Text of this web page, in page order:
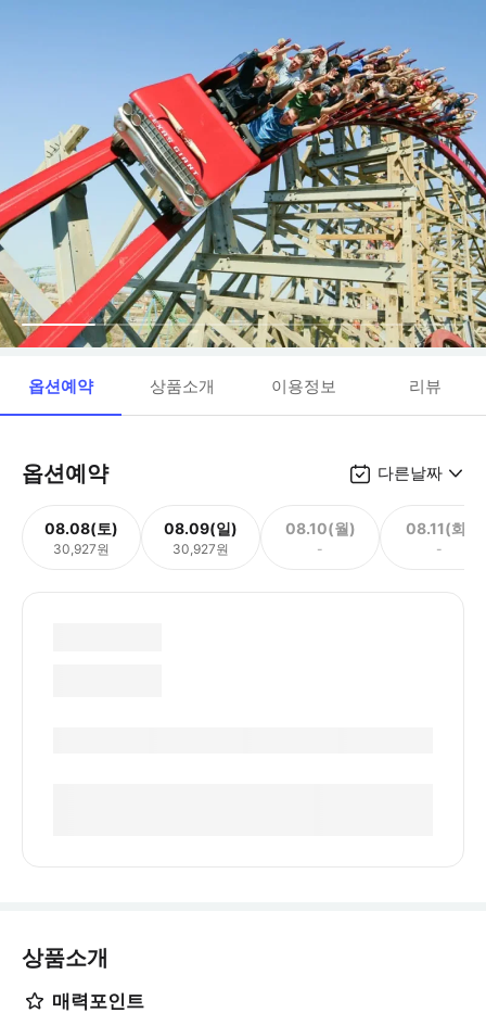
옵션예약 상품소개 이용정보 리뷰
옵션예약 다른날짜
08.08(토)
30,927원
08.09(일)
30,927원
08.10(월)
-
08.11(화)
-
상품소개
매력포인트